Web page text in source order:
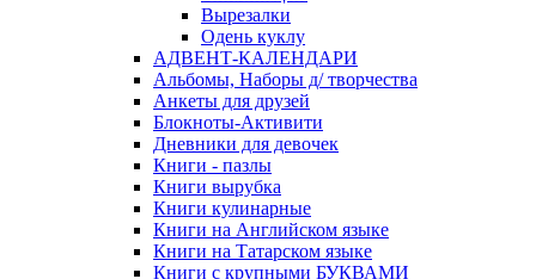
Вырезалки
Одень куклу
АДВЕНТ-КАЛЕНДАРИ
Альбомы, Наборы д/ творчества
Анкеты для друзей
Блокноты-Активити
Дневники для девочек
Книги - пазлы
Книги вырубка
Книги кулинарные
Книги на Английском языке
Книги на Татарском языке
Книги с крупными БУКВАМИ